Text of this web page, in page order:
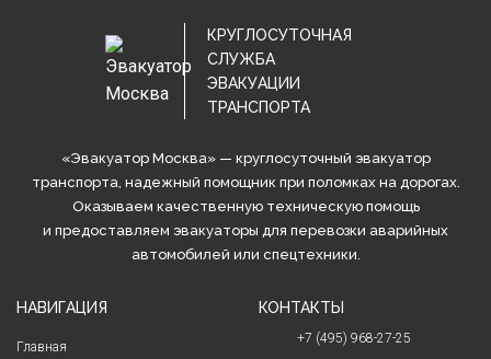
КРУГЛОСУТОЧНАЯ
СЛУЖБА
ЭВАКУАЦИИ
ТРАНСПОРТА
«Эвакуатор Москва» — круглосуточный эвакуатор
транспорта, надежный помощник при поломках на дорогах.
Оказываем качественную техническую помощь
и предоставляем эвакуаторы для перевозки аварийных
автомобилей или спецтехники.
НАВИГАЦИЯ
Главная
КОНТАКТЫ
+7 (495) 968-27-25